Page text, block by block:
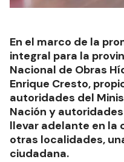
En el marco de la
integral para la
Nacional de Obras
Enrique Cresto,
autoridades del
Nación y
llevar adelante en la
otras localidades,
ciudadana.